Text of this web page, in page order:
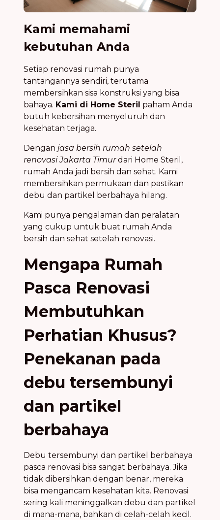
Kami memahami
kebutuhan Anda
Setiap renovasi rumah punya
tantangannya sendiri, terutama
membersihkan sisa konstruksi yang bisa
bahaya. Kami di Home Steril paham Anda
butuh kebersihan menyeluruh dan
kesehatan terjaga.
Dengan jasa bersih rumah setelah
renovasi Jakarta Timurdari Home Steril,
rumah Anda jadi bersih dan sehat. Kami
membersihkan permukaan dan pastikan
debu dan partikel berbahaya hilang.
Kami punya pengalaman dan peralatan
yang cukup untuk buat rumah Anda
bersih dan sehat setelah renovasi.
Mengapa Rumah
Pasca Renovasi
Membutuhkan
Perhatian Khusus?
Penekanan pada
debu tersembunyi
dan partikel
berbahaya
Debu tersembunyi dan partikel berbahaya
pasca renovasi bisa sangat berbahaya. Jika
tidak dibersihkan dengan benar, mereka
bisa mengancam kesehatan kita. Renovasi
sering kali meninggalkan debu dan partikel
di mana-mana, bahkan di celah-celah kecil.